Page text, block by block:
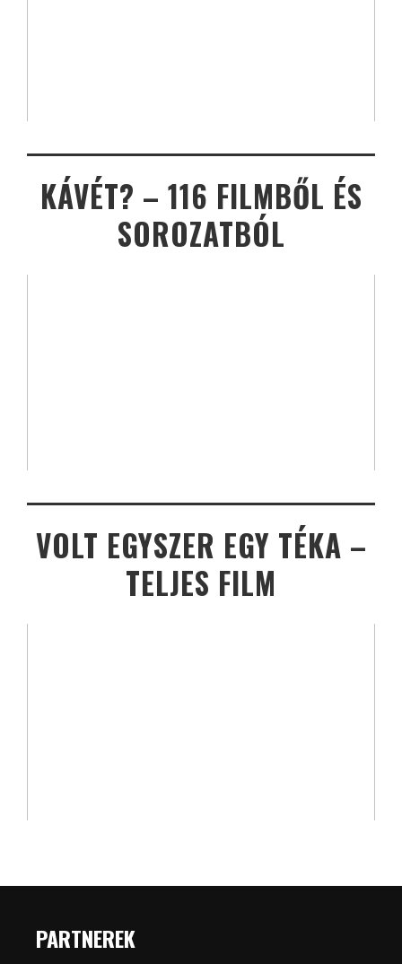
KÁVÉT? – 116 FILMBŐL ÉS
SOROZATBÓL
VOLT EGYSZER EGY TÉKA –
TELJES FILM
PARTNEREK